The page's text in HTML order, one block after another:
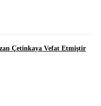
Çetinkaya Vefat Etmiştir